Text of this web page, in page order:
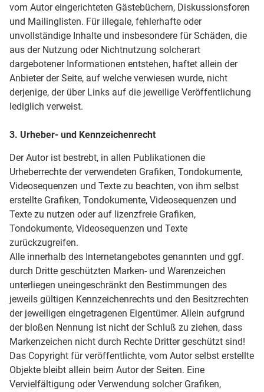
vom Autor eingerichteten Gästebüchern, Diskussionsforen
und Mailinglisten. Für illegale, fehlerhafte oder
unvollständige Inhalte und insbesondere für Schäden, die
aus der Nutzung oder Nichtnutzung solcherart
dargebotener Informationen entstehen, haftet allein der
Anbieter der Seite, auf welche verwiesen wurde, nicht
derjenige, der über Links auf die jeweilige Veröffentlichung
lediglich verweist.
3. Urheber- und Kennzeichenrecht
Der Autor ist bestrebt, in allen Publikationen die
Urheberrechte der verwendeten Grafiken, Tondokumente,
Videosequenzen und Texte zu beachten, von ihm selbst
erstellte Grafiken, Tondokumente, Videosequenzen und
Texte zu nutzen oder auf lizenzfreie Grafiken,
Tondokumente, Videosequenzen und Texte
zurückzugreifen.
Alle innerhalb des Internetangebotes genannten und ggf.
durch Dritte geschützten Marken- und Warenzeichen
unterliegen uneingeschränkt den Bestimmungen des
jeweils gültigen Kennzeichenrechts und den Besitzrechten
der jeweiligen eingetragenen Eigentümer. Allein aufgrund
der bloßen Nennung ist nicht der Schluß zu ziehen, dass
Markenzeichen nicht durch Rechte Dritter geschützt sind!
Das Copyright für veröffentlichte, vom Autor selbst erstellte
Objekte bleibt allein beim Autor der Seiten. Eine
Vervielfältigung oder Verwendung solcher Grafiken,